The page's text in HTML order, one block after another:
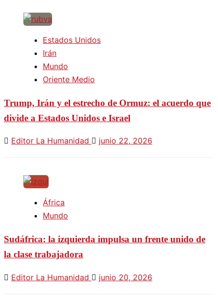
Estados Unidos
Irán
Mundo
Oriente Medio
Trump, Irán y el estrecho de Ormuz: el acuerdo que
divide a Estados Unidos e Israel
Editor La Humanidad junio 22, 2026
África
Mundo
Sudáfrica: la izquierda impulsa un frente unido de
la clase trabajadora
Editor La Humanidad junio 20, 2026